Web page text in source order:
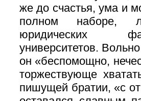
же до счастья, ума и
полном наборе,
юридических
университетов.
он «беспомощно,
торжествующе
пишущей братии, «с